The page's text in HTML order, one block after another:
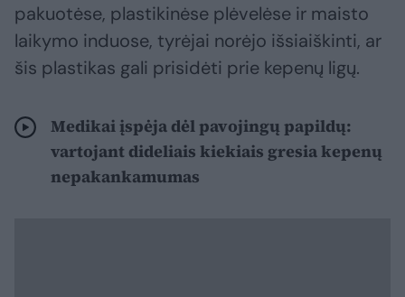
pakuotėse, plastikinėse plėvelėse ir maisto
laikymo induose, tyrėjai norėjo išsiaiškinti, ar
šis plastikas gali prisidėti prie kepenų ligų.
Medikai įspėja dėl pavojingų papildų:
vartojant dideliais kiekiais gresia kepenų
nepakankamumas